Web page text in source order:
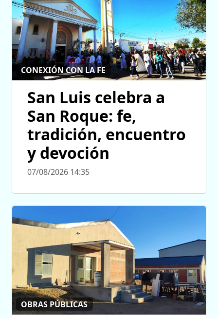
CONEXIÓN CON LA FE
San Luis celebra a
San Roque: fe,
tradición, encuentro
y devoción
07/08/2026 14:35
OBRAS PÚBLICAS